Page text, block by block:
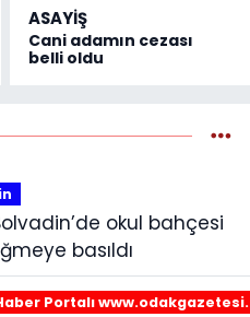
ASAYİŞ
Cani adamın cezası
belli oldu
basıldı
Portalı